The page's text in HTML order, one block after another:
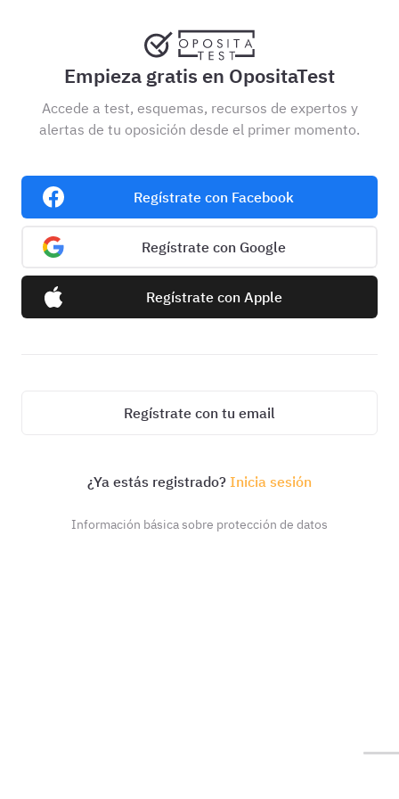
Empieza gratis en OpositaTest
Accede a test, esquemas, recursos de expertos y
alertas de tu oposición desde el primer momento.
Regístrate con Facebook
Regístrate con Google
Regístrate con Apple
Regístrate con tu email
¿Ya estás registrado? Inicia sesión
Información básica sobre protección de datos